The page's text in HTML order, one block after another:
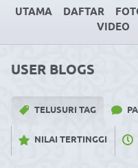
UTAMA DAFTAR
VIDEO
USER BLOGS
TELUSURI TAG
NILAI TERTINGGI